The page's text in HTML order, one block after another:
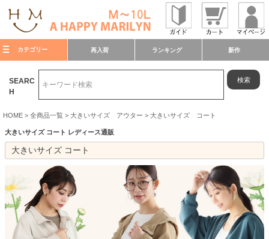
カテゴリー 再入荷 ランキング 新作
SEARC
H
検索
HOME 全商品一覧 大きいサイズ アウター 大きいサイズ コート
大きいサイズ コート レディース通販
大きいサイズ コート